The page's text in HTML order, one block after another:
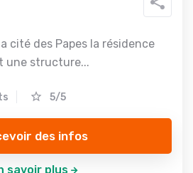
cité des Papes la résidence
une structure...
5/5
des infos
savoir plus